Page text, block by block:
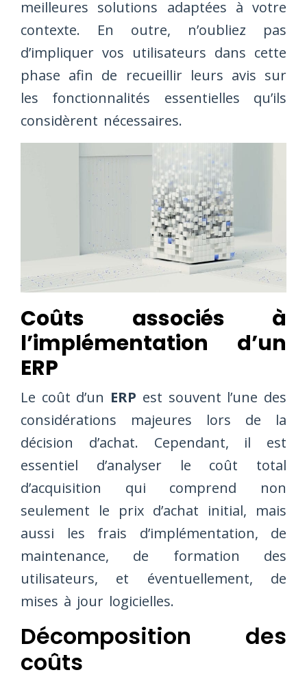
meilleures solutions adaptées à votre
contexte. En outre, n’oubliez pas
d’impliquer vos utilisateurs dans cette
phase afin de recueillir leurs avis sur
les fonctionnalités essentielles qu’ils
considèrent nécessaires.
Coûts associés à
l’implémentation d’un
ERP
Le coût d’un ERP est souvent l’une des
considérations majeures lors de la
décision d’achat. Cependant, il est
essentiel d’analyser le coût total
d’acquisition qui comprend non
seulement le prix d’achat initial, mais
aussi les frais d’implémentation, de
maintenance, de formation des
utilisateurs, et éventuellement, de
mises à jour logicielles.
Décomposition des
coûts